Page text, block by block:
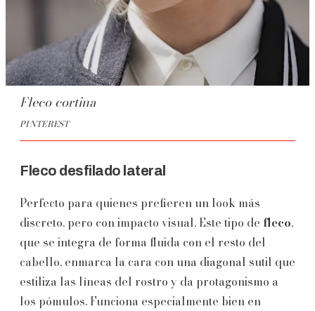
Fleco cortina
PINTEREST
Fleco desfilado lateral
Perfecto para quienes prefieren un look más
discreto, pero con impacto visual. Este tipo de fleco,
que se integra de forma fluida con el resto del
cabello, enmarca la cara con una diagonal sutil que
estiliza las líneas del rostro y da protagonismo a
los pómulos. Funciona especialmente bien en